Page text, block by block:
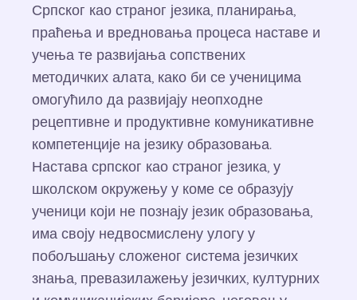
Српског као страног језика, планирања,
праћења и вредновања процеса наставе и
учења те развијања сопствених
методичких алата, како би се ученицима
омогућило да развијају неопходне
рецептивне и продуктивне комуникативне
компетенције на језику образовања.
Настава српског као страног језика, у
школском окружењу у коме се образују
ученици који не познају језик образовања,
има своју недвосмислену улогу у
побољшању сложеног система језичких
знања, превазилажењу језичких, културних